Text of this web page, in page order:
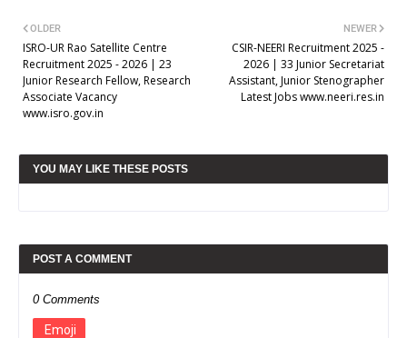
NEWER
CSIR-NEERI Recruitment 2025 -
2026 | 33 Junior Secretariat
Assistant, Junior Stenographer
Latest Jobs www.neeri.res.in
OLDER
ISRO-UR Rao Satellite Centre
Recruitment 2025 - 2026 | 23
Junior Research Fellow, Research
Associate Vacancy
www.isro.gov.in
YOU MAY LIKE THESE POSTS
POST A COMMENT
0 Comments
Emoji